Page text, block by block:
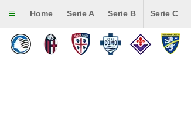
Home Serie A Serie B Serie C